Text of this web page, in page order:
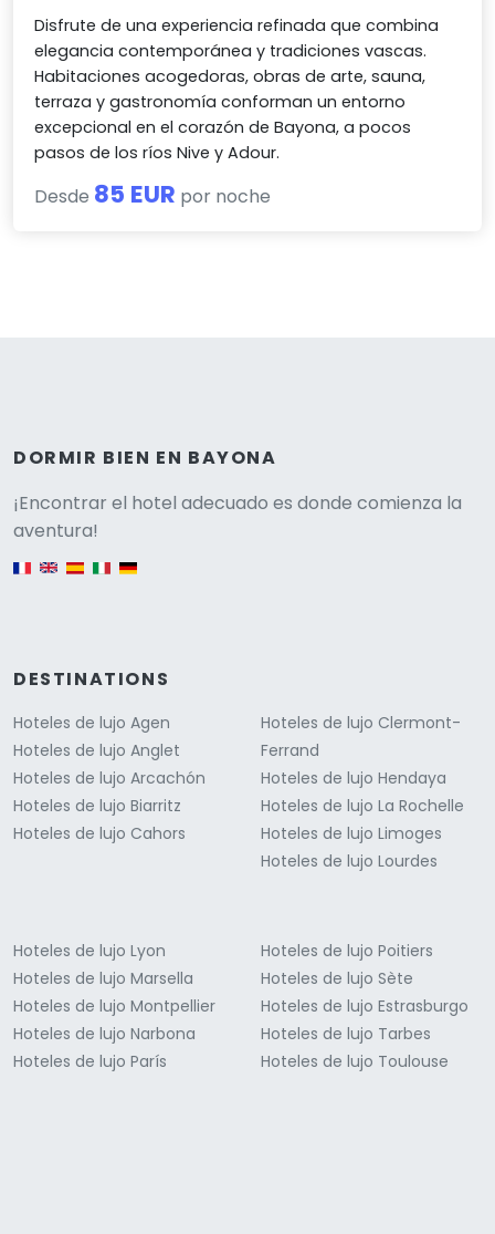
Disfrute de una experiencia refinada que combina
elegancia contemporánea y tradiciones vascas.
Habitaciones acogedoras, obras de arte, sauna,
terraza y gastronomía conforman un entorno
excepcional en el corazón de Bayona, a pocos
pasos de los ríos Nive y Adour.
Desde 85 EUR por noche
DORMIR BIEN EN BAYONA
¡Encontrar el hotel adecuado es donde comienza la
aventura!
DESTINATIONS
Hoteles de lujo Agen
Hoteles de lujo Anglet
Hoteles de lujo Arcachón
Hoteles de lujo Biarritz
Hoteles de lujo Cahors
Hoteles de lujo Clermont-
Ferrand
Hoteles de lujo Hendaya
Hoteles de lujo La Rochelle
Hoteles de lujo Limoges
Hoteles de lujo Lourdes
Hoteles de lujo Lyon
Hoteles de lujo Marsella
Hoteles de lujo Montpellier
Hoteles de lujo Narbona
Hoteles de lujo París
Hoteles de lujo Poitiers
Hoteles de lujo Sète
Hoteles de lujo Estrasburgo
Hoteles de lujo Tarbes
Hoteles de lujo Toulouse